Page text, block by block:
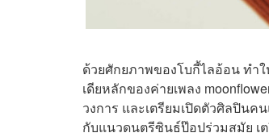
ด้วยศักยภาพของโบกี้ไลอ้อน ทำ
เดียหลักของค่ายเพลง
วงการ และเตรียมเปิดตัวศิลปินค
กับแนวดนตรีซินธ์ป๊อปร่วมสมัย เ